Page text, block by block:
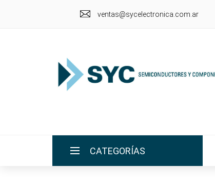
ventas@sycelectronica.com.ar
CATEGORÍAS